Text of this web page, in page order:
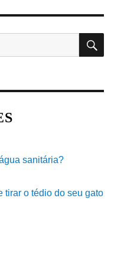
sanitária?
tirar o tédio do seu gato